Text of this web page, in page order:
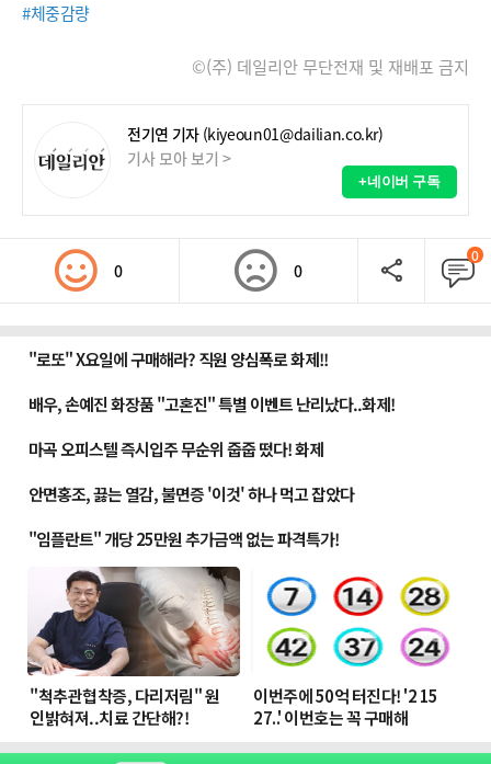
#체중감량
©(주) 데일리안 무단전재 및 재배포 금지
전기연 기자 (kiyeoun01@dailian.co.kr)
기사 모아 보기 >
+네이버 구독
0 0
0